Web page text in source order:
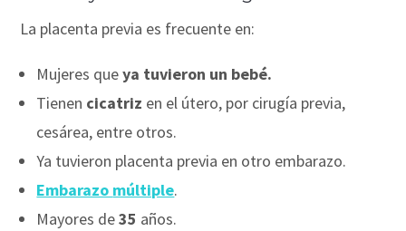
La placenta previa es frecuente en:
Mujeres queya tuvieron un bebé.
Tienen cicatriz en el útero, por cirugía previa,
cesárea, entre otros.
Ya tuvieron placenta previa en otro embarazo.
Embarazo múltiple.
Mayores de35 años.